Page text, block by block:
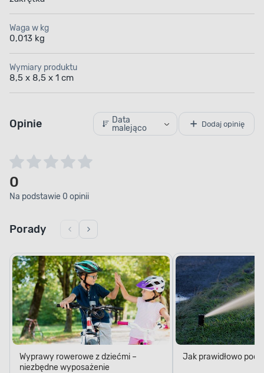
Waga w kg
0,013 kg
Wymiary produktu
8,5 x 8,5 x 1 cm
Opinie
Data
malejąco
Dodaj opinię
0
Na podstawie 0 opinii
Porady
Wyprawy rowerowe z dziećmi –
niezbędne wyposażenie
Jak prawidłowo